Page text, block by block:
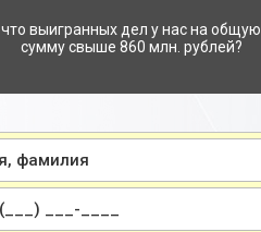
что выигранных дел у нас на общую
сумму свыше 860 млн. рублей?